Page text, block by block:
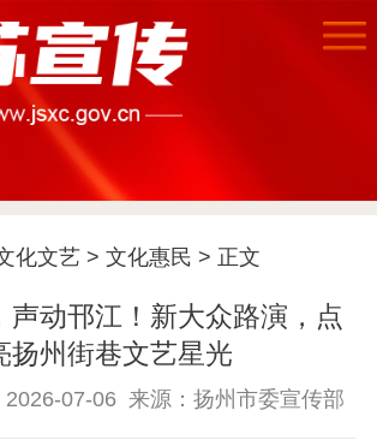
公示公告
信息公开制度
信息公开指南
化文艺> 文化惠民 > 正文
声动邗江！新大众路演，点
扬州街巷文艺星光
2026-07-06 来源：扬州市委宣传部